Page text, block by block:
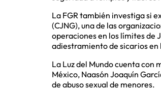
La FGR también investiga si
(CJNG), una de las
operaciones en los límites de
adiestramiento de sicarios en
La Luz del Mundo cuenta con
México, Naasón Joaquín
de abuso sexual de menores.